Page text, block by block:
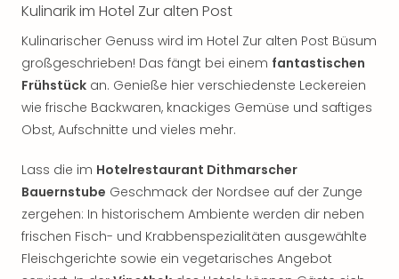
Kulinarik im Hotel Zur alten Post
Kulinarischer Genuss wird im Hotel Zur alten Post Büsum
großgeschrieben! Das fängt bei einem fantastischen
Frühstück an. Genieße hier verschiedenste Leckereien
wie frische Backwaren, knackiges Gemüse und saftiges
Obst, Aufschnitte und vieles mehr.
Lass die im Hotelrestaurant Dithmarscher
Bauernstube Geschmack der Nordsee auf der Zunge
zergehen: In historischem Ambiente werden dir neben
frischen Fisch- und Krabbenspezialitäten ausgewählte
Fleischgerichte sowie ein vegetarisches Angebot